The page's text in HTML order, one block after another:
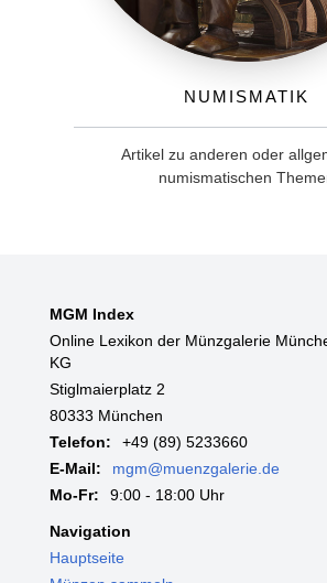
Numismatik
Artikel zu anderen oder
numismatischen
MGM Index
Online Lexikon der Münzgalerie
KG
Stiglmaierplatz 2
80333 München
Telefon:
+49 (89) 5233660
E-Mail:
mgm@muenzgalerie.de
Mo-Fr:
9:00 - 18:00 Uhr
Navigation
Hauptseite